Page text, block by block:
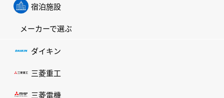
宿泊施設
メーカーで選ぶ
ダイキン
三菱重工
三菱電機